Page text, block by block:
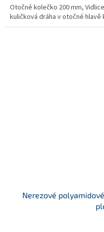
Otočné kolečko 200 mm,
kuličková dráha v otočné hlavě
Nerezové